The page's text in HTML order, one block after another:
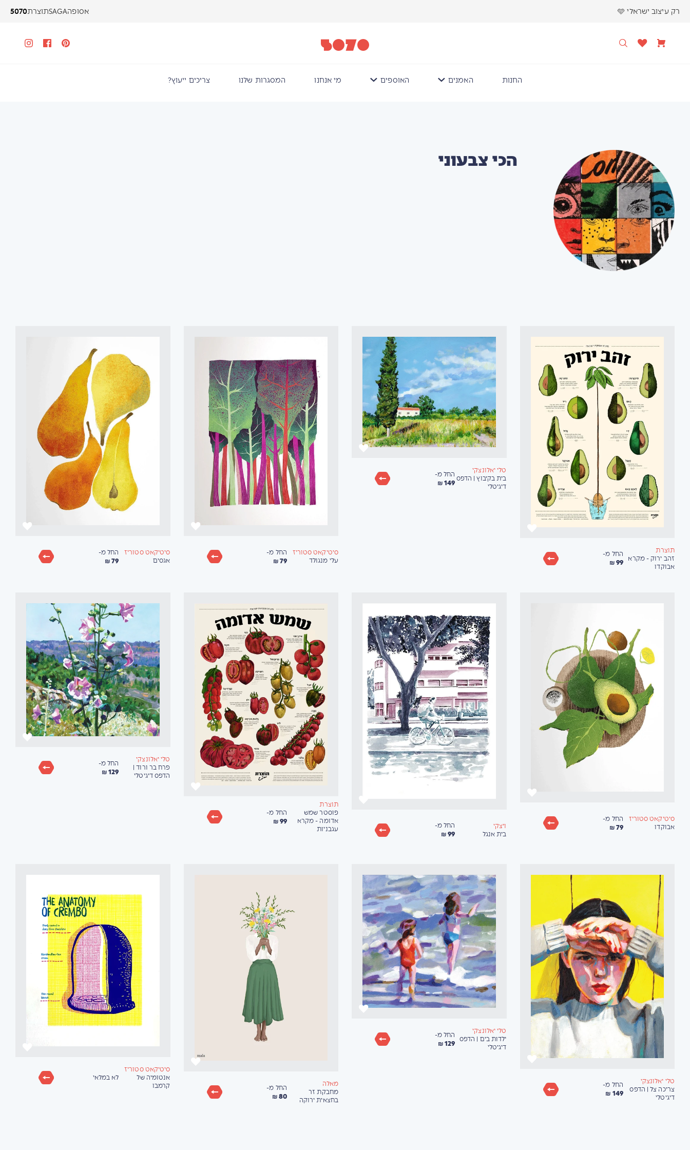
רק עיצוב ישראלי 🩵 אסופהSAGAתוצרת5070
החנות האמנים האוספים מי אנחנו המסגרות שלנו צריכים ייעוץ?
הכי צבעוני
תוצרת
זהב ירוק - מקרא
אבוקדו
החל מ-
99 ₪
טלי יאלונצקי
בית בקיבוץ | הדפס
דיגיטלי
החל מ-
149 ₪
סיטיקאט סטוריז
עלי מנגולד
החל מ-
79 ₪
סיטיקאט סטוריז
אגסים
החל מ-
79 ₪
סיטיקאט סטוריז
אבוקדו
החל מ-
79 ₪
ויצקי
בית אנגל
החל מ-
99 ₪
תוצרת
פוסטר שמש
אדומה - מקרא
עגבניות
החל מ-
99 ₪
טלי יאלונצקי
פרח בר ורוד |
הדפס דיגיטלי
החל מ-
129 ₪
טלי יאלונצקי
צריכה צל | הדפס
דיגיטלי
החל מ-
149 ₪
טלי יאלונצקי
ילדות בים | הדפס
דיגיטלי
החל מ-
129 ₪
מאלה
מחבקת זר
בחצאית ירוקה
החל מ-
80 ₪
סיטיקאט סטוריז
אנטומיה של
קרמבו
לא במלאי